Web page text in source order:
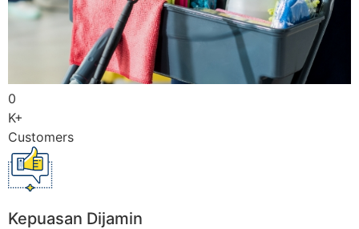
0
K+
Customers
Kepuasan Dijamin